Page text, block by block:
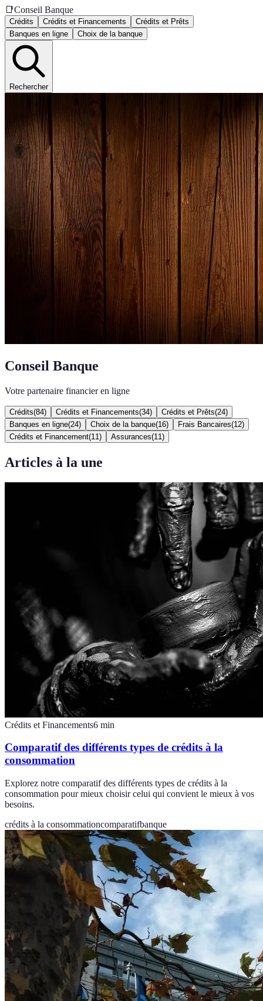
📑Conseil Banque
Crédits Crédits et Financements
Crédits et Prêts
Banques en ligne
Choix de la banque
Rechercher
Conseil Banque
Votre partenaire financier en ligne
Crédits(84) Crédits et Financements(34) Crédits et Prêts(24)
Banques en ligne(24) Choix de la banque(16) Frais Bancaires(12)
Crédits et Financement(11 ) Assurances(11 )
Articles à la une
Crédits et Financements6 min
Comparatif des différents types de crédits à la
consommation
Explorez notre comparatif des différents types de crédits à la
consommation pour mieux choisir celui qui convient le mieux à vos
besoins.
crédits à la consommationcomparatifbanque